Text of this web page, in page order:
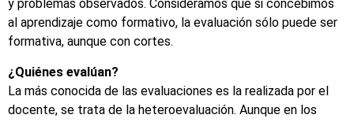
y problemas observados. Consideramos que si concebimos
al aprendizaje como formativo, la evaluación sólo puede ser
formativa, aunque con cortes.
¿Quiénes evalúan?
La más conocida de las evaluaciones es la realizada por el
docente, se trata de la heteroevaluación. Aunque en los